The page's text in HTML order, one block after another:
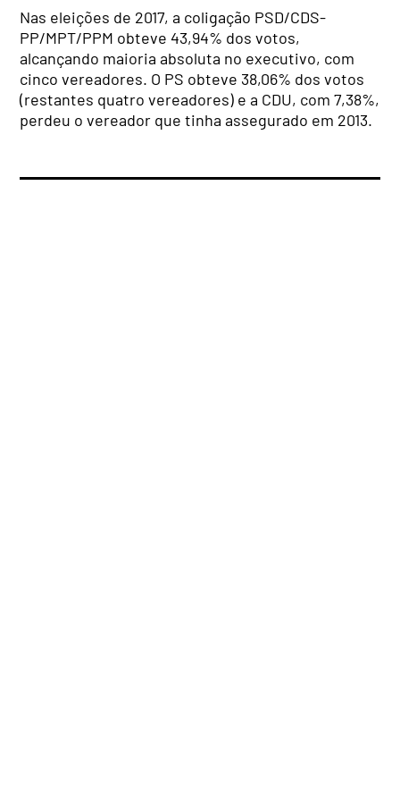
Nas eleições de 2017, a coligação PSD/CDS-
PP/MPT/PPM obteve 43,94% dos votos,
alcançando maioria absoluta no executivo, com
cinco vereadores. O PS obteve 38,06% dos votos
(restantes quatro vereadores) e a CDU, com 7,38%,
perdeu o vereador que tinha assegurado em 2013.